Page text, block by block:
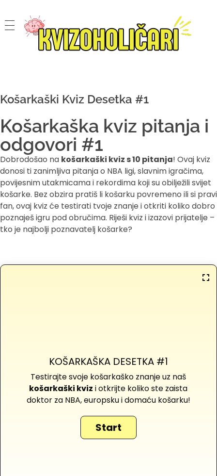
Košarkaški Kviz Desetka #1
Košarkaška kviz pitanja i
odgovori #1
Dobrodošao na košarkaški kviz s 10 pitanja! Ovaj kviz
donosi ti zanimljiva pitanja o NBA ligi, slavnim igračima,
povijesnim utakmicama i rekordima koji su obilježili svijet
košarke. Bez obzira pratiš li košarku povremeno ili si pravi
fan, ovaj kviz će testirati tvoje znanje i otkriti koliko dobro
poznaješ igru pod obručima. Riješi kviz i izazovi prijatelje –
tko je najbolji poznavatelj košarke?
KOŠARKAŠKA DESETKA #1
Testirajte svoje košarkaško znanje uz naš
košarkaški kviz i otkrijte koliko ste zaista
doktor za NBA, europsku i domaću košarku!